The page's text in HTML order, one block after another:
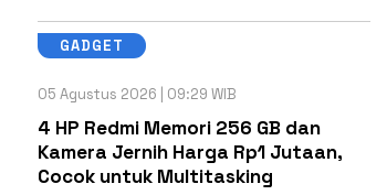
GADGET
05 Agustus 2026 | 09:29 WIB
4 HP Redmi Memori 256 GB dan
Kamera Jernih Harga Rp1 Jutaan,
Cocok untuk Multitasking